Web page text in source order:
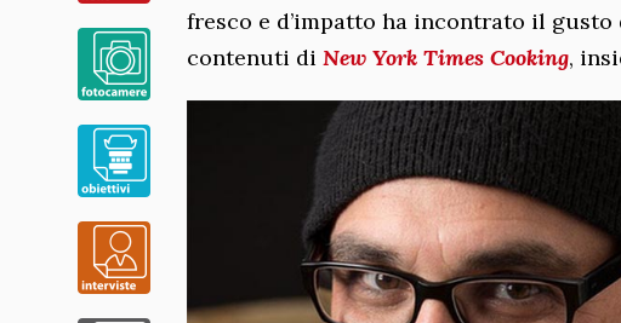
fresco e d’impatto ha incontrato il
contenuti di New York Times Cooking,